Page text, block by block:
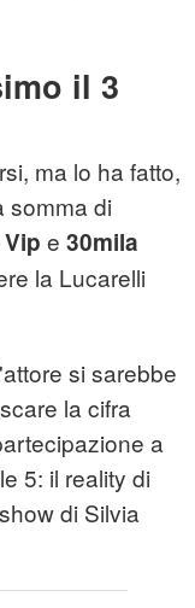
il 3
ma lo ha fatto,
somma di
e 30mila
la Lucarelli
si sarebbe
la cifra
a
5: il reality di
di Silvia